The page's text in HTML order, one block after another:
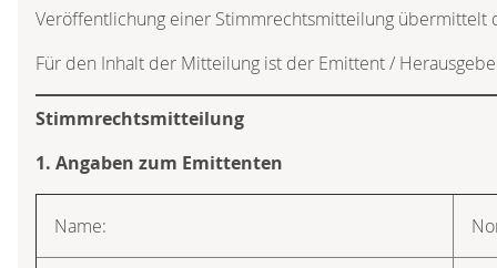
Veröffentlichung einer Stimmrechtsmitteilung übermittelt
Für den Inhalt der Mitteilung ist der Emittent /
Stimmrechtsmitteilung
1. Angaben zum Emittenten
Name: